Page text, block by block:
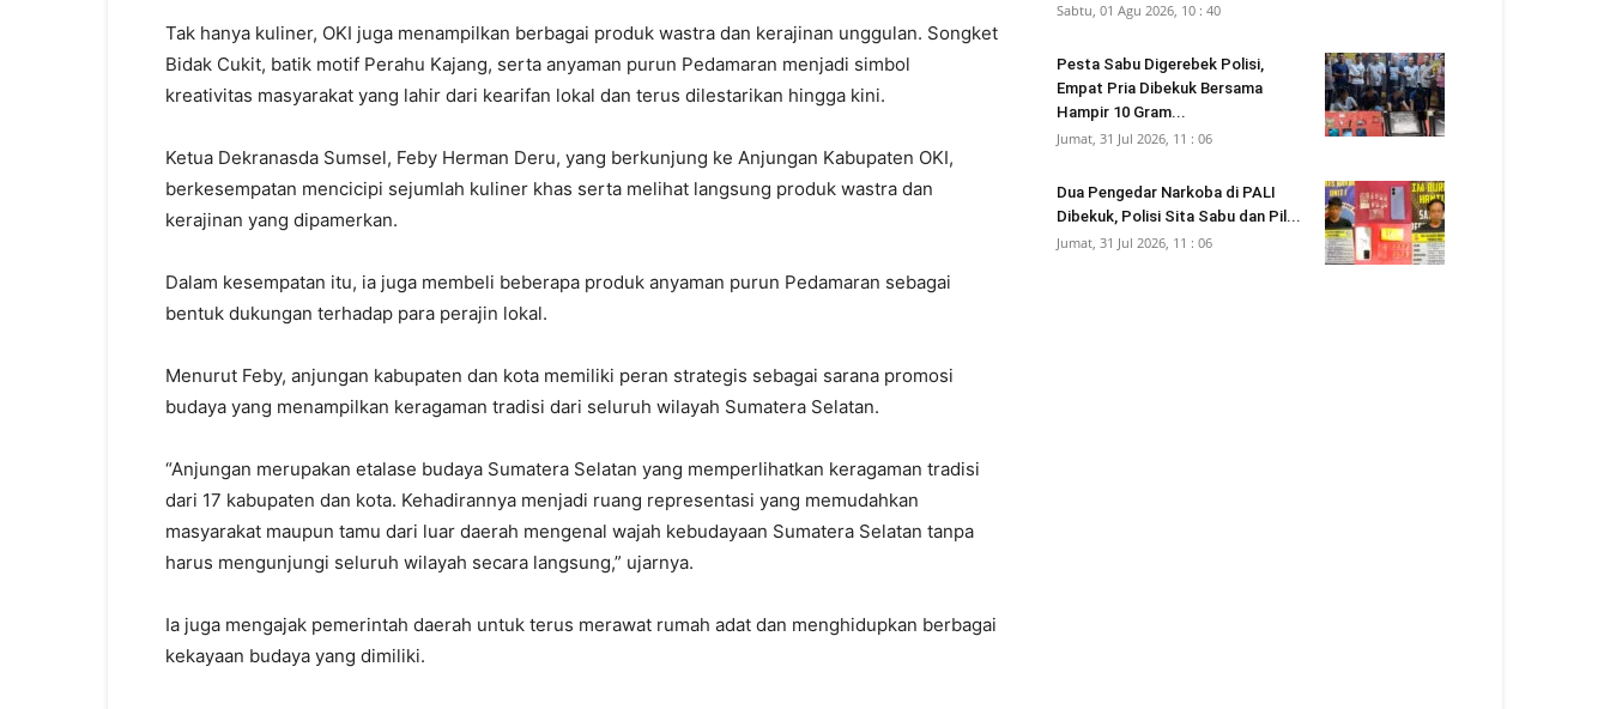
Tak hanya kuliner, OKI juga menampilkan berbagai produk wastra dan kerajinan unggulan. Songket
Bidak Cukit, batik motif Perahu Kajang, serta anyaman purun Pedamaran menjadi simbol
kreativitas masyarakat yang lahir dari kearifan lokal dan terus dilestarikan hingga kini.
Ketua Dekranasda Sumsel, Feby Herman Deru, yang berkunjung ke Anjungan Kabupaten OKI,
berkesempatan mencicipi sejumlah kuliner khas serta melihat langsung produk wastra dan
kerajinan yang dipamerkan.
Dalam kesempatan itu, ia juga membeli beberapa produk anyaman purun Pedamaran sebagai
bentuk dukungan terhadap para perajin lokal.
Menurut Feby, anjungan kabupaten dan kota memiliki peran strategis sebagai sarana promosi
budaya yang menampilkan keragaman tradisi dari seluruh wilayah Sumatera Selatan.
“Anjungan merupakan etalase budaya Sumatera Selatan yang memperlihatkan keragaman tradisi
dari 17 kabupaten dan kota. Kehadirannya menjadi ruang representasi yang memudahkan
masyarakat maupun tamu dari luar daerah mengenal wajah kebudayaan Sumatera Selatan tanpa
harus mengunjungi seluruh wilayah secara langsung,” ujarnya.
Ia juga mengajak pemerintah daerah untuk terus merawat rumah adat dan menghidupkan berbagai
kekayaan budaya yang dimiliki.
Sabtu, 01 Agu 2026, 10 : 40
Pesta Sabu Digerebek Polisi,
Empat Pria Dibekuk Bersama
Hampir 10 Gram...
Jumat, 31 Jul 2026, 11 : 06
Dua Pengedar Narkoba di PALI
Dibekuk, Polisi Sita Sabu dan Pil...
Jumat, 31 Jul 2026, 11 : 06